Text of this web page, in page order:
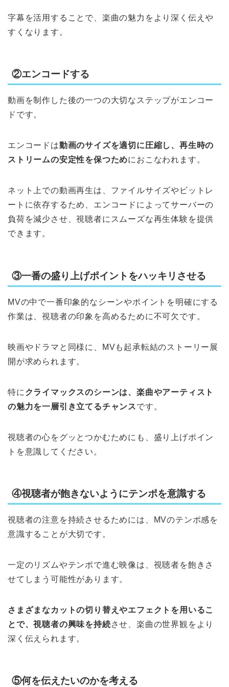
字幕を活用することで、楽曲の魅力をより深く伝えや
すくなります。
②エンコードする
動画を制作した後の一つの大切なステップがエンコー
ドです。
エンコードは動画のサイズを適切に圧縮し、再生時の
ストリームの安定性を保つためにおこなわれます。
ネット上での動画再生は、ファイルサイズやビットレ
ートに依存するため、エンコードによってサーバーの
負荷を減少させ、視聴者にスムーズな再生体験を提供
できます。
③一番の盛り上げポイントをハッキリさせる
MVの中で一番印象的なシーンやポイントを明確にする
作業は、視聴者の印象を高めるために不可欠です。
映画やドラマと同様に、MVも起承転結のストーリー展
開が求められます。
特に クライマックスのシーンは、楽曲やアーティスト
の魅力を一層引き立てるチャンスです。
視聴者の心をグッとつかむためにも、盛り上げポイン
トを意識してください。
④視聴者が飽きないようにテンポを意識する
視聴者の注意を持続させるためには、MVのテンポ感を
意識することが大切です。
一定のリズムやテンポで進む映像は、視聴者を飽きさ
せてしまう可能性があります。
さまざまなカットの切り替えやエフェクトを用いるこ
とで、視聴者の興味を持続させ、楽曲の世界観をより
深く伝えられます。
⑤何を伝えたいのかを考える